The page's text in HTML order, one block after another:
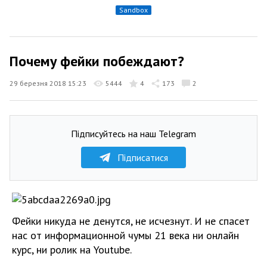
sandbox
Почему фейки побеждают?
29 березня 2018 15:23 5444 4 173 2
Підписуйтесь на наш Telegram
Підписатися
Фейки никуда не денутся, не исчезнут. И не спасет
нас от информационной чумы 21 века ни онлайн
курс, ни ролик на Youtube.